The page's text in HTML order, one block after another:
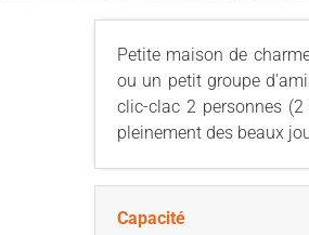
Petite maison de
ou un petit groupe
clic-clac 2 personnes
pleinement des beaux
Capacité